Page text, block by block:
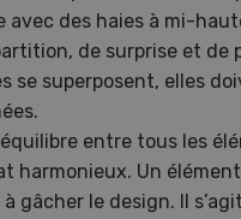
avec des haies à mi-
de surprise et de
se superposent, elles
entre tous les
harmonieux. Un
gâcher le design. Il